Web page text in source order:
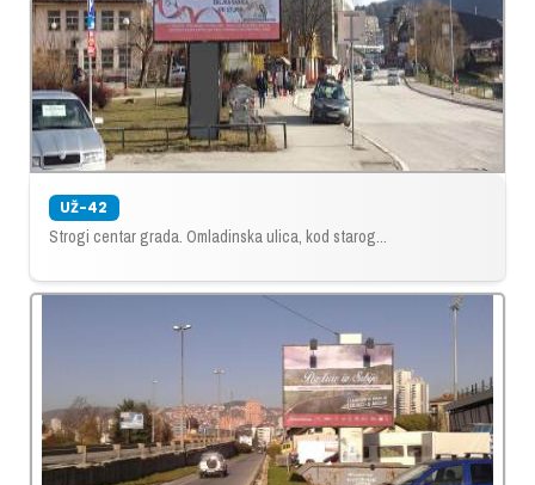
UŽ-42
Strogi centar grada. Omladinska ulica, kod starog...